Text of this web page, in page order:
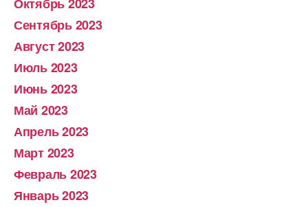
Сентябрь 2023
Август 2023
Июль 2023
Июнь 2023
Май 2023
Апрель 2023
Март 2023
Февраль 2023
Январь 2023